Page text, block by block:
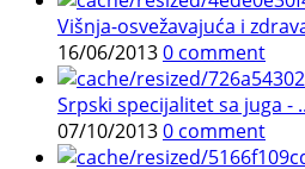
Višnja-osvežavajuća i
16/06/20130 comment
Srpski specijalitet sa juga -
07/10/20130 comment